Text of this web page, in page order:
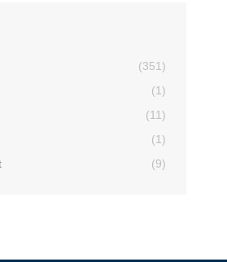
(351)
(1)
(11)
(1)
(9)